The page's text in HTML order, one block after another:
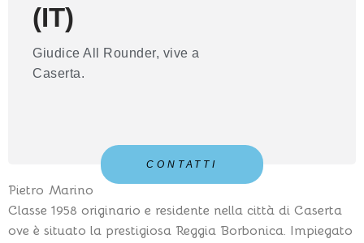
(IT)
Giudice All Rounder, vive a
Caserta.
CONTATTI
Pietro Marino
Classe 1958 originario e residente nella città di Caserta
ove è situato la prestigiosa Reggia Borbonica. Impiegato